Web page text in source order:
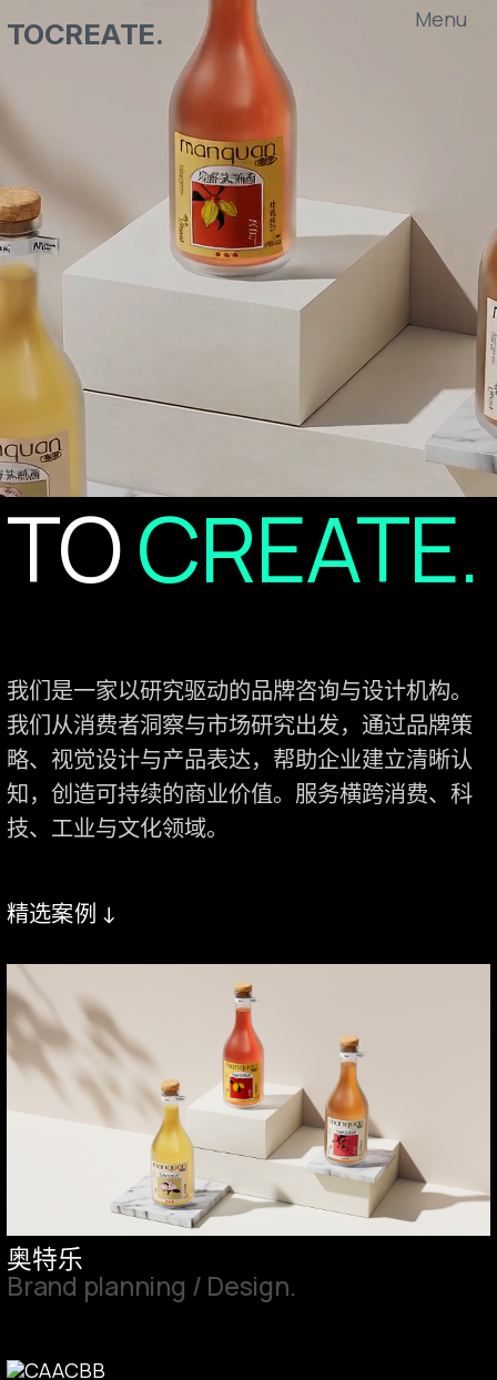
TOCREATE.
TOCREATE.
我们是一家以研究驱动的品牌咨询与设计机构。
我们从消费者洞察与市场研究出发，通过品牌策
略、视觉设计与产品表达，帮助企业建立清晰认
知，创造可持续的商业价值。服务横跨消费、科
技、工业与文化领域。
精选案例 ↓
奥特乐
Brand planning / Design.